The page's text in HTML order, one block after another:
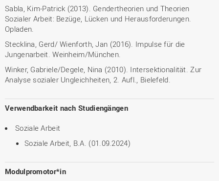
Sabla, Kim-Patrick (2013). Gendertheorien und Theorien
Sozialer Arbeit: Bezüge, Lücken und Herausforderungen.
Opladen.
Stecklina, Gerd/ Wienforth, Jan (2016). Impulse für die
Jungenarbeit. Weinheim/München.
Winker, Gabriele/Degele, Nina (2010). Intersektionalität. Zur
Analyse sozialer Ungleichheiten, 2. Aufl., Bielefeld.
Verwendbarkeit nach Studiengängen
Soziale Arbeit
Soziale Arbeit, B.A. (01.09.2024)
Modulpromotor*in